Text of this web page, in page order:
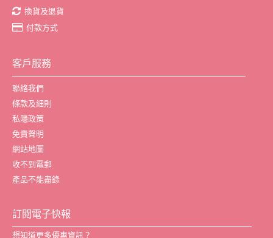
換貨及退貨
付款方式
客戶服務
聯絡我們
條款及細則
私隱政策
免責聲明
網站地圖
收不到電郵
產品不能盡錄
訂閱電子快報
想知道更多優惠資訊？